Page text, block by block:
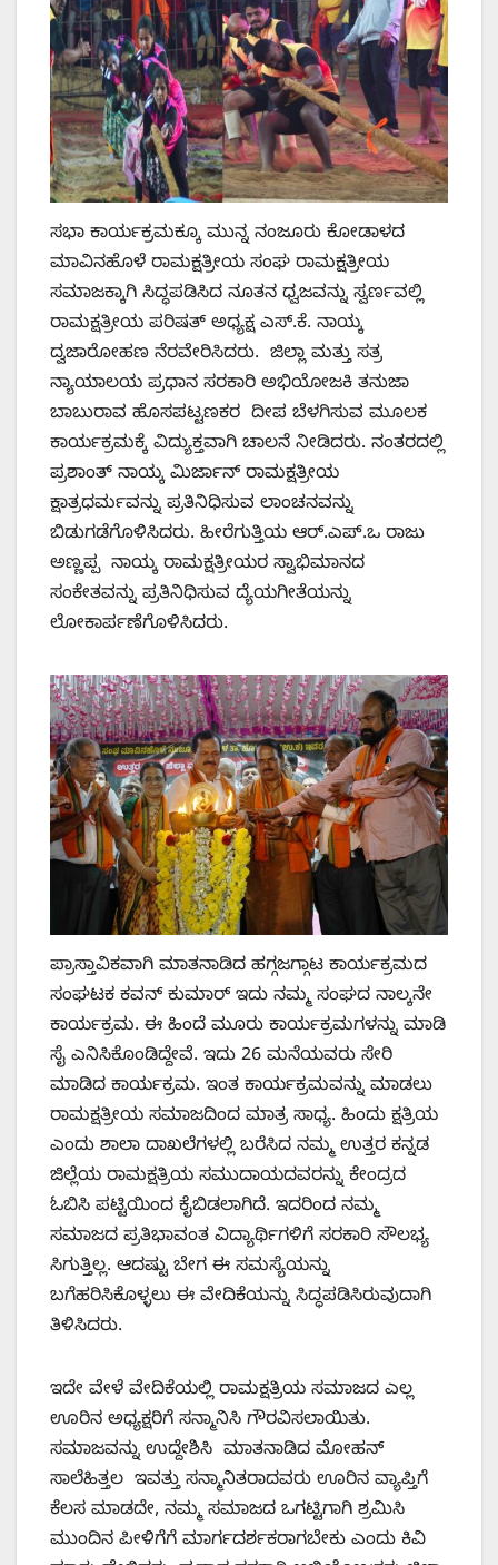
ಸಭಾ ಕಾರ್ಯಕ್ರಮಕ್ಕೂ ಮುನ್ನ ನಂಜೂರು ಕೋಡಾಳದ
ಮಾವಿನಹೊಳೆ ರಾಮಕ್ಷತ್ರೀಯ ಸಂಘ ರಾಮಕ್ಷತ್ರೀಯ
ಸಮಾಜಕ್ಕಾಗಿ ಸಿದ್ಧಪಡಿಸಿದ ನೂತನ ಧ್ವಜವನ್ನು ಸ್ವರ್ಣವಲ್ಲಿ
ರಾಮಕ್ಷತ್ರೀಯ ಪರಿಷತ್‌ ಅಧ್ಯಕ್ಷ ಎಸ್‌.ಕೆ. ನಾಯ್ಕ
ದ್ವಜಾರೋಹಣ ನೆರವೇರಿಸಿದರು. ಜಿಲ್ಲಾ ಮತ್ತು ಸತ್ರ
ನ್ಯಾಯಾಲಯ ಪ್ರಧಾನ ಸರಕಾರಿ ಅಭಿಯೋಜಕಿ ತನುಜಾ
ಬಾಬುರಾವ ಹೊಸಪಟ್ಟಣಕರ ದೀಪ ಬೆಳಗಿಸುವ ಮೂಲಕ
ಕಾರ್ಯಕ್ರಮಕ್ಕೆ ವಿದ್ಯುಕ್ತವಾಗಿ ಚಾಲನೆ ನೀಡಿದರು. ನಂತರದಲ್ಲಿ
ಪ್ರಶಾಂತ್‌ ನಾಯ್ಕ ಮಿರ್ಜಾನ್‌ ರಾಮಕ್ಷತ್ರೀಯ
ಕ್ಷಾತ್ರಧರ್ಮವನ್ನು ಪ್ರತಿನಿಧಿಸುವ ಲಾಂಚನವನ್ನು
ಬಿಡುಗಡೆಗೊಳಿಸಿದರು. ಹೀರೆಗುತ್ತಿಯ ಆರ್‌.ಎಪ್‌.ಒ ರಾಜು
ಅಣ್ಣಪ್ಪ ನಾಯ್ಕ ರಾಮಕ್ಷತ್ರೀಯರ ಸ್ವಾಭಿಮಾನದ
ಸಂಕೇತವನ್ನು ಪ್ರತಿನಿಧಿಸುವ ದ್ಯೆಯಗೀತೆಯನ್ನು
ಲೋಕಾರ್ಪಣೆಗೊಳಿಸಿದರು.
ಪ್ರಾಸ್ತಾವಿಕವಾಗಿ ಮಾತನಾಡಿದ ಹಗ್ಗಜಗ್ಗಾಟ ಕಾರ್ಯಕ್ರಮದ
ಸಂಘಟಕ ಕವನ್‌ ಕುಮಾರ್‌ ಇದು ನಮ್ಮ ಸಂಘದ ನಾಲ್ಕನೇ
ಕಾರ್ಯಕ್ರಮ. ಈ ಹಿಂದೆ ಮೂರು ಕಾರ್ಯಕ್ರಮಗಳನ್ನು ಮಾಡಿ
ಸೈ ಎನಿಸಿಕೊಂಡಿದ್ದೇವೆ. ಇದು 26 ಮನೆಯವರು ಸೇರಿ
ಮಾಡಿದ ಕಾರ್ಯಕ್ರಮ. ಇಂತ ಕಾರ್ಯಕ್ರಮವನ್ನು ಮಾಡಲು
ರಾಮಕ್ಷತ್ರೀಯ ಸಮಾಜದಿಂದ ಮಾತ್ರ ಸಾಧ್ಯ. ಹಿಂದು ಕ್ಷತ್ರಿಯ
ಎಂದು ಶಾಲಾ ದಾಖಲೆಗಳಲ್ಲಿ ಬರೆಸಿದ ನಮ್ಮ ಉತ್ತರ ಕನ್ನಡ
ಜಿಲ್ಲೆಯ ರಾಮಕ್ಷತ್ರಿಯ ಸಮುದಾಯದವರನ್ನು ಕೇಂದ್ರದ
ಓಬಿಸಿ ಪಟ್ಟಿಯಿಂದ ಕೈಬಿಡಲಾಗಿದೆ. ಇದರಿಂದ ನಮ್ಮ
ಸಮಾಜದ ಪ್ರತಿಭಾವಂತ ವಿದ್ಯಾರ್ಥಿಗಳಿಗೆ ಸರಕಾರಿ ಸೌಲಭ್ಯ
ಸಿಗುತ್ತಿಲ್ಲ. ಆದಷ್ಟು ಬೇಗ ಈ ಸಮಸ್ಯೆಯನ್ನು
ಬಗೆಹರಿಸಿಕೊಳ್ಳಲು ಈ ವೇದಿಕೆಯನ್ನು ಸಿದ್ಧಪಡಿಸಿರುವುದಾಗಿ
ತಿಳಿಸಿದರು.
ಇದೇ ವೇಳೆ ವೇದಿಕೆಯಲ್ಲಿ ರಾಮಕ್ಷತ್ರಿಯ ಸಮಾಜದ ಎಲ್ಲ
ಊರಿನ ಅಧ್ಯಕ್ಷರಿಗೆ ಸನ್ಮಾನಿಸಿ ಗೌರವಿಸಲಾಯಿತು.
ಸಮಾಜವನ್ನು ಉದ್ದೇಶಿಸಿ ಮಾತನಾಡಿದ ಮೋಹನ್
ಸಾಲೆಹಿತ್ತಲ ಇವತ್ತು ಸನ್ಮಾನಿತರಾದವರು ಊರಿನ ವ್ಯಾಪ್ತಿಗೆ
ಕೆಲಸ ಮಾಡದೇ, ನಮ್ಮ ಸಮಾಜದ ಒಗಟ್ಟಿಗಾಗಿ ಶ್ರಮಿಸಿ
ಮುಂದಿನ ಪೀಳಿಗೆಗೆ ಮಾರ್ಗದರ್ಶಕರಾಗಬೇಕು ಎಂದು ಕಿವಿ